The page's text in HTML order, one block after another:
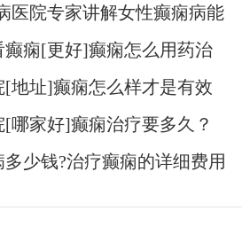
医院专家讲解女性癫痫病能
癫痫[更好]癫痫怎么用药治
[地址]癫痫怎么样才是有效
哪家好]癫痫治疗要多久？
少钱?治疗癫痫的详细费用